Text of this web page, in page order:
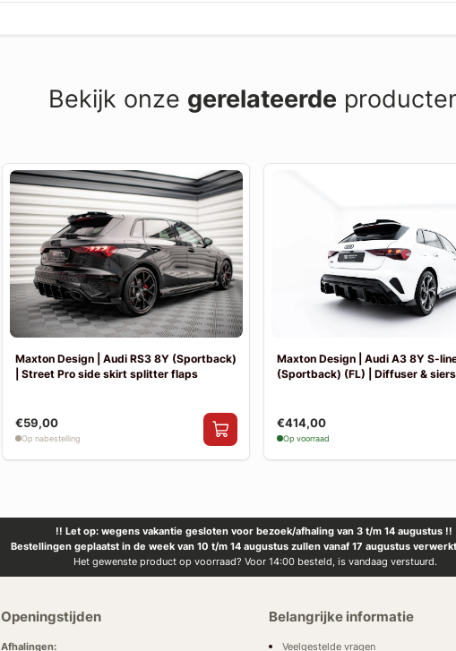
Bekijk onze gerelateerde
Maxton Design | Audi RS3 8Y (Sportback)
| Street Pro side skirt splitter flaps
€59,00
Op nabestelling
Maxton Design | Audi A3 8Y S-
(Sportback) (FL) | Diffuser &
€414,00
Op voorraad
!! Let op: wegens vakantie gesloten voor bezoek/afhaling van 3 t/m 14 augustus !!
Bestellingen geplaatst in de week van 10 t/m 14 augustus zullen vanaf 17 augustus
Het gewenste product op voorraad? Voor 14:00 besteld, is vandaag verstuurd.
Openingstijden
Afhalingen:
Belangrijke informatie
Veelgestelde vragen